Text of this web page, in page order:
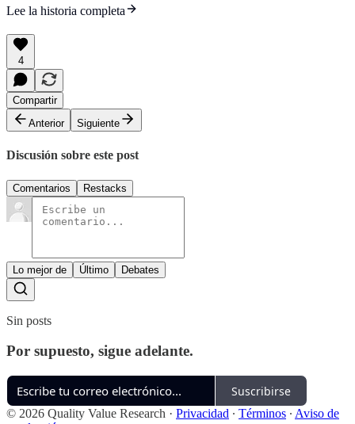
Lee la historia completa
4
Compartir
Anterior
Siguiente
Discusión sobre este post
Comentarios Restacks
Lo mejor de Último Debates
Sin posts
Por supuesto, sigue adelante.
Suscribirse
© 2026 Quality Value Research · Privacidad ∙ Términos ∙ Aviso de